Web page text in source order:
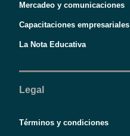
Mercadeo y comunicaciones
Capacitaciones empresariales
La Nota Educativa
Legal
Términos y condiciones